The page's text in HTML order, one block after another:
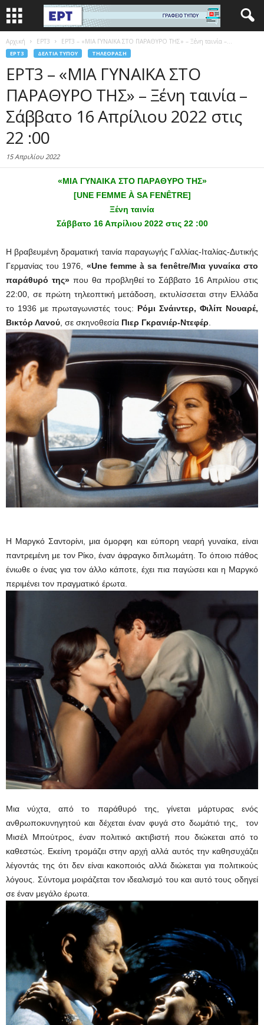
Αρχική EΡΤ3 ΕΡΤ3 – «ΜΙΑ ΓΥΝAIΚΑ ΣΤΟ ΠΑΡAΘΥΡO ΤΗΣ» – Ξένη ταινία –...
EΡΤ3 ΔΕΛΤΊΑ ΤΎΠΟΥ ΤΗΛΕΌΡΑΣΗ
ΕΡΤ3 – «ΜΙΑ ΓΥΝAIΚΑ ΣΤΟ
ΠΑΡAΘΥΡO ΤΗΣ» – Ξένη ταινία –
Σάββατο 16 Απρίλιου 2022 στις
22 :00
15 Απριλίου 2022
«ΜΙΑ ΓΥΝAIΚΑ ΣΤΟ ΠΑΡAΘΥΡO ΤΗΣ»
[UNE FEMME À SA FENÊTRE]
Ξένη ταινία
Σάββατο 16 Απρίλιου 2022 στις 22 :00
Η βραβευμένη δραματική ταινία παραγωγής Γαλλίας-Ιταλίας-Δυτικής
Γερμανίας του 1976, «Une femme àsa fenêtre/Μια γυναίκα στο
παράθυρό της» που θα προβληθεί το Σάββατο 16 Απριλίου στις
22:00, σε πρώτη τηλεοπτική μετάδοση, εκτυλίσσεται στην Ελλάδα
το 1936 με πρωταγωνιστές τους: Ρόμι Σνάιντερ, Φιλίπ Νουαρέ,
Βικτόρ Λανού , σε σκηνοθεσία Πιερ Γκρανιέρ-Ντεφέρ
Η Μαργκό Σαντορίνι, μια όμορφη και εύπορη νεαρή γυναίκα, είναι
παντρεμένη με τον Ρίκο, έναν άφραγκο διπλωμάτη. Το όποιο πάθος
ένιωθε ο ένας για τον άλλο κάποτε, έχει πια παγώσει και η Μαργκό
περιμένει τον πραγματικό έρωτα.
Μια νύχτα, από το παράθυρό της, γίνεται μάρτυρας ενός
ανθρωποκυνηγητού και δέχεται έναν φυγά στο δωμάτιό της, τον
Μισέλ Μπούτρος, έναν πολιτικό ακτιβιστή που διώκεται από το
καθεστώς. Εκείνη τρομάζει στην αρχή αλλά αυτός την καθησυχάζει
λέγοντάς της ότι δεν είναι κακοποιός αλλά διώκεται για πολιτικούς
λόγους. Σύντομα μοιράζεται τον ιδεαλισμό του και αυτό τους οδηγεί
σε έναν μεγάλο έρωτα.